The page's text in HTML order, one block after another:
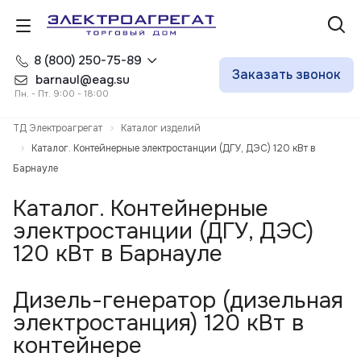
8 (800) 250-75-89
barnaul@eag.su
Пн. - Пт. 9:00 - 18:00
Заказать звонок
ТД Электроагрегат
Каталог изделий
Каталог. Контейнерные электростанции (ДГУ, ДЭС) 120 кВт в
Барнауле
Каталог. Контейнерные
электростанции (ДГУ, ДЭС)
120 кВт в Барнауле
Дизель-генератор (дизельная
электростанция) 120 кВт в
контейнере